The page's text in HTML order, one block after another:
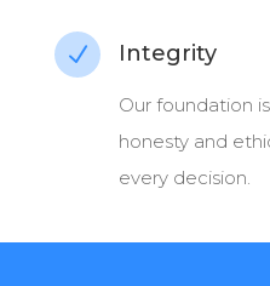
N Integrity
Our foundation
honesty and
every decision.